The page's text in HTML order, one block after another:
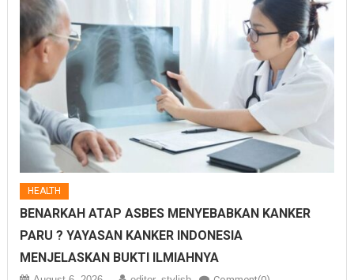
HEALTH
BENARKAH ATAP ASBES MENYEBABKAN KANKER
PARU ? YAYASAN KANKER INDONESIA
MENJELASKAN BUKTI ILMIAHNYA